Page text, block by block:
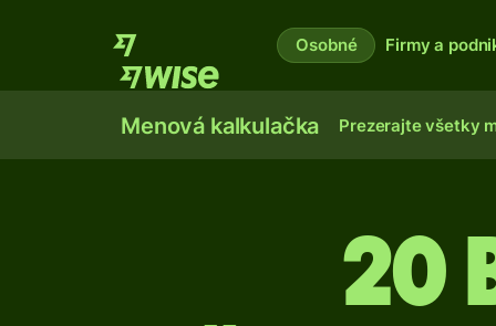
Osobné Firmy a
Menová kalkulačka Prezerajte všetky
20